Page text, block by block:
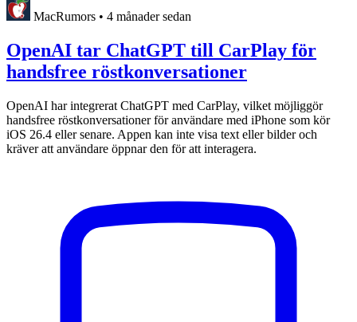
MacRumors • 4 månader sedan
OpenAI tar ChatGPT till CarPlay för
handsfree röstkonversationer
OpenAI har integrerat ChatGPT med CarPlay, vilket möjliggör
handsfree röstkonversationer för användare med iPhone som kör
iOS 26.4 eller senare. Appen kan inte visa text eller bilder och
kräver att användare öppnar den för att interagera.